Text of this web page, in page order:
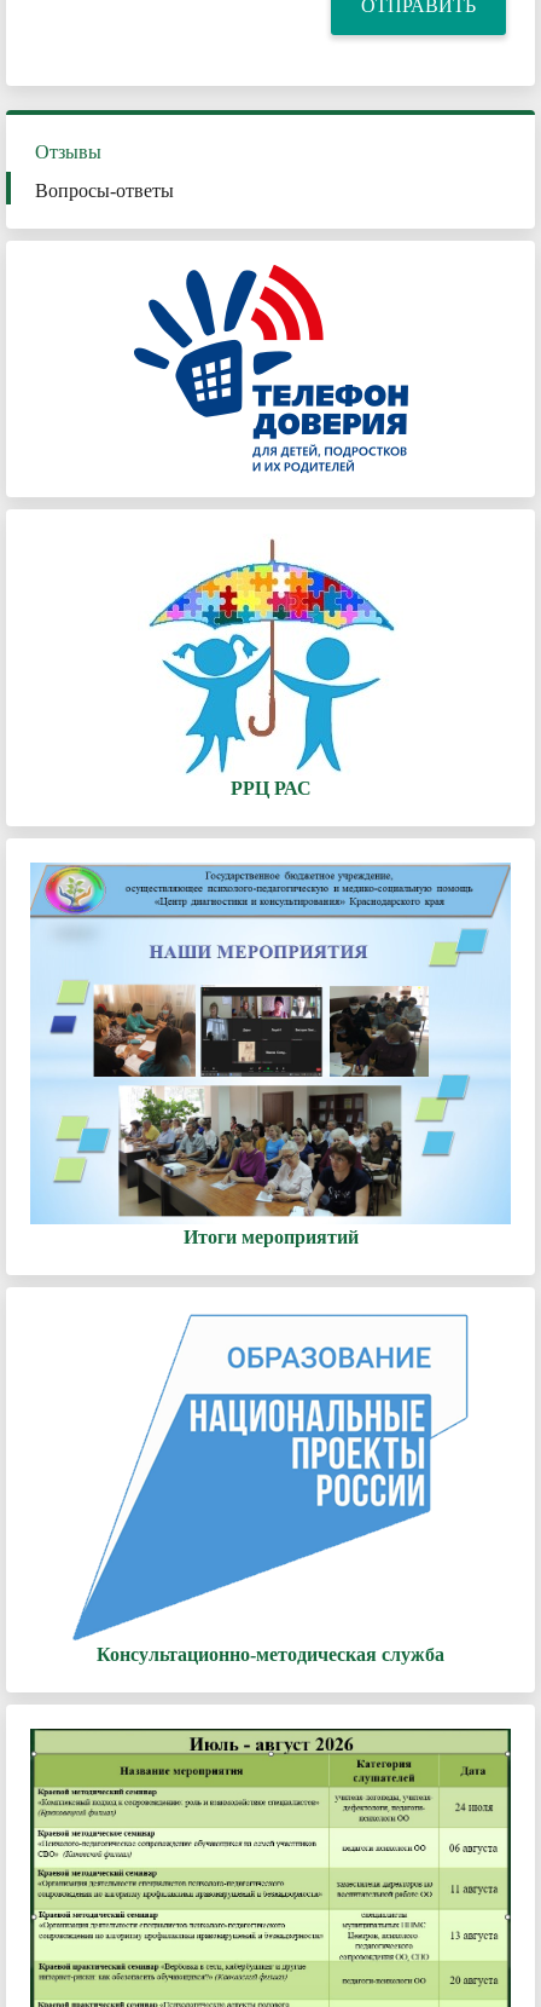
Отзывы
Вопросы-ответы
РРЦ РАС
Итоги мероприятий
Консультационно-методическая служба